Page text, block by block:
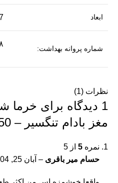
ابعاد 7 × 18 × 28 سانتیمتر
شماره پروانه بهداشت:
نظرات (1)
1 دیدگاه برای
خرما
مغز بادام تنگسیر – 250 گرم
نمره 5 از 5
حسام میر باقری – آبان 25, 1404